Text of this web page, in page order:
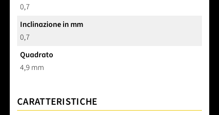
0,7
Inclinazione in mm
0,7
Quadrato
4,9 mm
CARATTERISTICHE